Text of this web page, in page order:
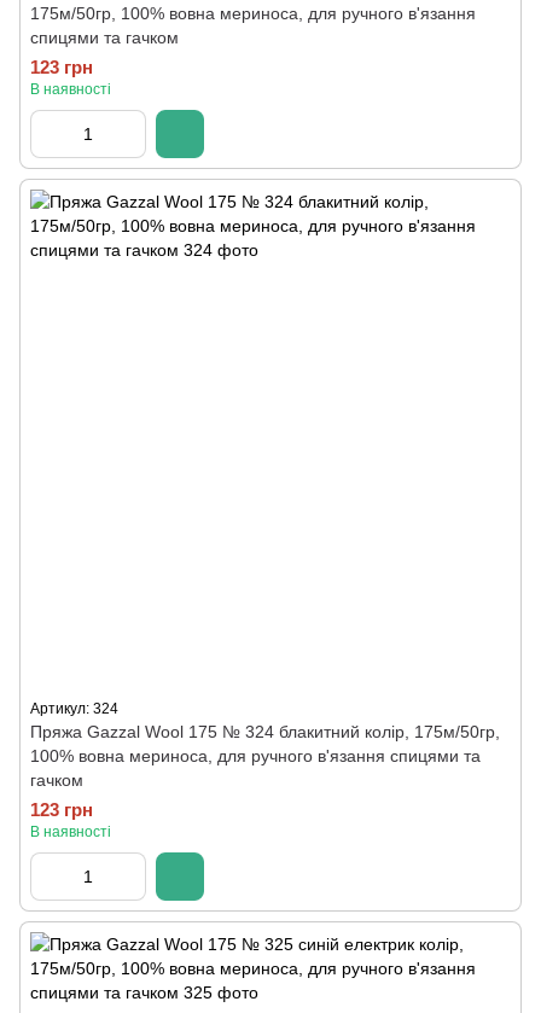
175м/50гр, 100% вовна мериноса, для ручного в'язання
спицями та гачком
123 грн
В наявності
Артикул: 324
Пряжа Gazzal Wool 175 № 324 блакитний колір, 175м/50гр,
100% вовна мериноса, для ручного в'язання спицями та
гачком
123 грн
В наявності